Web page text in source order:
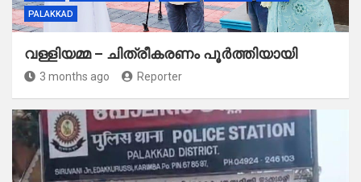
PALAKKAD
വള്ളിയമ്മ – ചിത്രീകരണം പൂർത്തിയായി
3 months ago Reporter